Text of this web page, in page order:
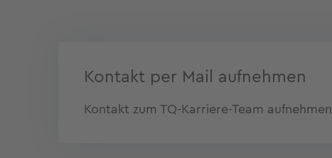
Kontakt per Mail aufnehmen
Kontakt zum TQ-Karriere-Team aufnehmen